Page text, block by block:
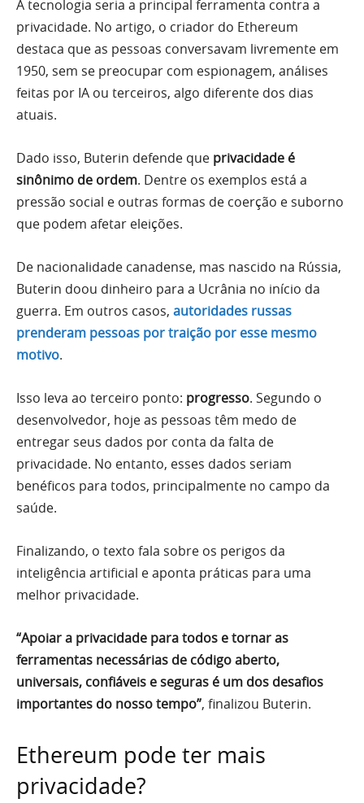
A tecnologia seria a principal ferramenta contra a
privacidade. No artigo, o criador do Ethereum
destaca que as pessoas conversavam livremente em
1950, sem se preocupar com espionagem, análises
feitas por IA ou terceiros, algo diferente dos dias
atuais.
Dado isso, Buterin defende que privacidade é
sinônimo de ordem. Dentre os exemplos está a
pressão social e outras formas de coerção e suborno
que podem afetar eleições.
De nacionalidade canadense, mas nascido na Rússia,
Buterin doou dinheiro para a Ucrânia no início da
guerra. Em outros casos, autoridades russas
prenderam pessoas por traição por esse mesmo
motivo.
Isso leva ao terceiro ponto: progresso. Segundo o
desenvolvedor, hoje as pessoas têm medo de
entregar seus dados por conta da falta de
privacidade. No entanto, esses dados seriam
benéficos para todos, principalmente no campo da
saúde.
Finalizando, o texto fala sobre os perigos da
inteligência artificial e aponta práticas para uma
melhor privacidade.
“Apoiar a privacidade para todos e tornar as
ferramentas necessárias de código aberto,
universais, confiáveis e seguras é um dos desafios
importantes do nosso tempo”, finalizou Buterin.
Ethereum pode ter mais
privacidade?